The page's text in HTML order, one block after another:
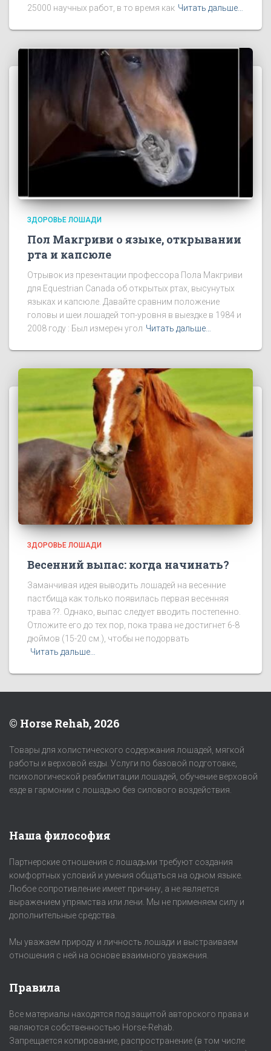
25000 научных работ, в то время как Читать дальше…
ЗДОРОВЬЕ ЛОШАДИ
Пол Макгриви о языке, открывании
рта и капсюле
Отрывок из презентации профессора Пола Макгриви
для Equestrian Canada об открытых ртах, высунутых
языках и капсюле. Давайте сравним положение
головы и шеи лошадей топ-уровня в выездке в 1984 и
2008 году : Был измерен угол Читать дальше…
ЗДОРОВЬЕ ЛОШАДИ
Весенний выпас: когда начинать?
Заманчивая идея выводить лошадей на весенние
пастбища как только появилась первая весенняя
трава ??. Однако, выпас следует вводить постепенно.
Отложите его до тех пор, пока трава не достигнет 6-8
дюймов (15-20 см.), чтобы не подорвать
Читать дальше…
© Horse Rehab, 2026
Товары для холистического содержания лошадей, мягкой
работы и верховой езды. Услуги по базовой подготовке,
психологической реабилитации лошадей, обучение верховой
езде в гармонии с лошадью без силового воздействия.
Наша философия
Партнерские отношения с лошадьми требуют создания
комфортных условий и умения общаться на одном языке.
Любое сопротивление имеет причину, а не является
выражением упрямства или лени. Мы не применяем силу и
дополнительные средства.
Мы уважаем природу и личность лошади и выстраиваем
отношения с ней на основе взаимного уважения.
Правила
Все материалы находятся под защитой авторского права и
являются собственностью Horse-Rehab.
Запрещается копирование, распространение (в том числе